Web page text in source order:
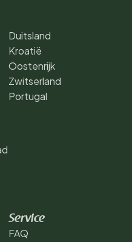
Duitsland
Kroatië
Oostenrijk
Zwitserland
Portugal
Service
FAQ